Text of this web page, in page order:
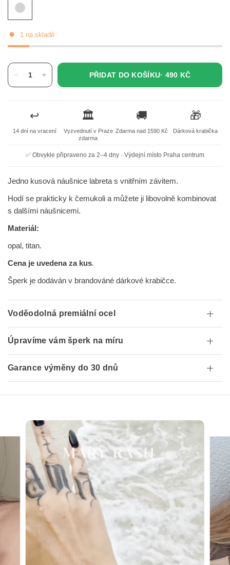
1 na skladě
PŘIDAT DO KOŠÍKU· 490 KČ
↩️
14 dní na vracení
🏛️
Vyzvednutí v Praze
zdarma
🚚
Zdarma nad 1590 Kč
🎁
Dárková krabička
✅ Obvykle připraveno za 2–4 dny · Výdejní místo Praha centrum
Jedno kusová náušnice labreta s vnitřním závitem.
Hodí se prakticky k čemukoli a můžete ji libovolně kombinovat
s dalšími náušnicemi.
Materiál:
opal, titan.
Cena je uvedena za kus.
Šperk je dodáván v brandováné dárkové krabičce.
Voděodolná premiální ocel
Úpravíme vám šperk na míru
Garance výměny do 30 dnů